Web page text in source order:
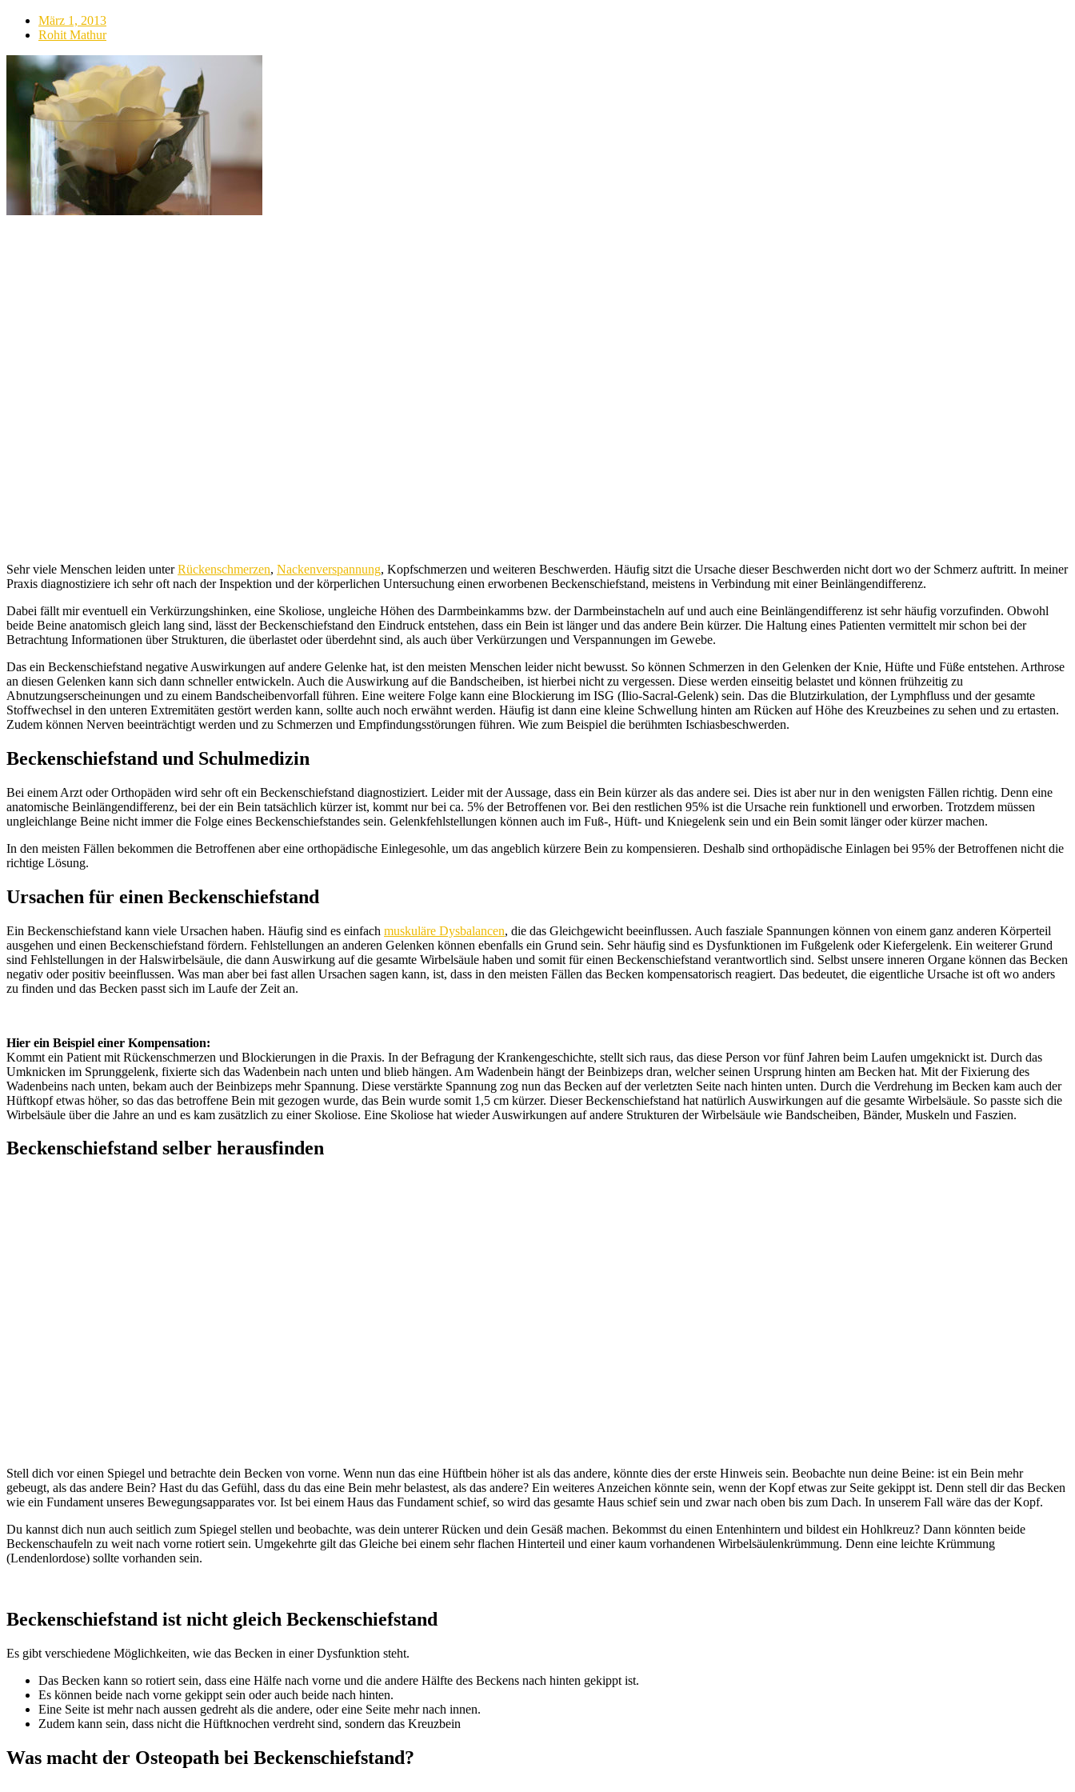
März 1, 2013
Rohit Mathur
Sehr viele Menschen leiden unterRückenschmerzen, Nackenverspannung, Kopfschmerzen und weiteren Beschwerden. Häufig sitzt die Ursache dieser Beschwerden nicht dort wo der Schmerz auftritt. In meiner
Praxis diagnostiziere ich sehr oft nach der Inspektion und der körperlichen Untersuchung einen erworbenen Beckenschiefstand, meistens in Verbindung mit einer Beinlängendifferenz.
Dabei fällt mir eventuell ein Verkürzungshinken, eine Skoliose, ungleiche Höhen des Darmbeinkamms bzw. der Darmbeinstacheln auf und auch eine Beinlängendifferenz ist sehr häufig vorzufinden. Obwohl
beide Beine anatomisch gleich lang sind, lässt der Beckenschiefstand den Eindruck entstehen, dass ein Bein ist länger und das andere Bein kürzer. Die Haltung eines Patienten vermittelt mir schon bei der
Betrachtung Informationen über Strukturen, die überlastet oder überdehnt sind, als auch über Verkürzungen und Verspannungen im Gewebe.
Das ein Beckenschiefstand negative Auswirkungen auf andere Gelenke hat, ist den meisten Menschen leider nicht bewusst. So können Schmerzen in den Gelenken der Knie, Hüfte und Füße entstehen. Arthrose
an diesen Gelenken kann sich dann schneller entwickeln. Auch die Auswirkung auf die Bandscheiben, ist hierbei nicht zu vergessen. Diese werden einseitig belastet und können frühzeitig zu
Abnutzungserscheinungen und zu einem Bandscheibenvorfall führen. Eine weitere Folge kann eine Blockierung im ISG (Ilio-Sacral-Gelenk) sein. Das die Blutzirkulation, der Lymphfluss und der gesamte
Stoffwechsel in den unteren Extremitäten gestört werden kann, sollte auch noch erwähnt werden. Häufig ist dann eine kleine Schwellung hinten am Rücken auf Höhe des Kreuzbeines zu sehen und zu ertasten.
Zudem können Nerven beeinträchtigt werden und zu Schmerzen und Empfindungsstörungen führen. Wie zum Beispiel die berühmten Ischiasbeschwerden.
Beckenschiefstand und Schulmedizin
Bei einem Arzt oder Orthopäden wird sehr oft ein Beckenschiefstand diagnostiziert. Leider mit der Aussage, dass ein Bein kürzer als das andere sei. Dies ist aber nur in den wenigsten Fällen richtig. Denn eine
anatomische Beinlängendifferenz, bei der ein Bein tatsächlich kürzer ist, kommt nur bei ca. 5% der Betroffenen vor. Bei den restlichen 95% ist die Ursache rein funktionell und erworben. Trotzdem müssen
ungleichlange Beine nicht immer die Folge eines Beckenschiefstandes sein. Gelenkfehlstellungen können auch im Fuß-, Hüft- und Kniegelenk sein und ein Bein somit länger oder kürzer machen.
In den meisten Fällen bekommen die Betroffenen aber eine orthopädische Einlegesohle, um das angeblich kürzere Bein zu kompensieren. Deshalb sind orthopädische Einlagen bei 95% der Betroffenen nicht die
richtige Lösung.
Ursachen für einen Beckenschiefstand
Ein Beckenschiefstand kann viele Ursachen haben. Häufig sind es einfach muskuläre Dysbalancen, die das Gleichgewicht beeinflussen. Auch fasziale Spannungen können von einem ganz anderen Körperteil
ausgehen und einen Beckenschiefstand fördern. Fehlstellungen an anderen Gelenken können ebenfalls ein Grund sein. Sehr häufig sind es Dysfunktionen im Fußgelenk oder Kiefergelenk. Ein weiterer Grund
sind Fehlstellungen in der Halswirbelsäule, die dann Auswirkung auf die gesamte Wirbelsäule haben und somit für einen Beckenschiefstand verantwortlich sind. Selbst unsere inneren Organe können das Becken
negativ oder positiv beeinflussen. Was man aber bei fast allen Ursachen sagen kann, ist, dass in den meisten Fällen das Becken kompensatorisch reagiert. Das bedeutet, die eigentliche Ursache ist oft wo anders
zu finden und das Becken passt sich im Laufe der Zeit an.
Hier ein Beispiel einer Kompensation:
Kommt ein Patient mit Rückenschmerzen und Blockierungen in die Praxis. In der Befragung der Krankengeschichte, stellt sich raus, das diese Person vor fünf Jahren beim Laufen umgeknickt ist. Durch das
Umknicken im Sprunggelenk, fixierte sich das Wadenbein nach unten und blieb hängen. Am Wadenbein hängt der Beinbizeps dran, welcher seinen Ursprung hinten am Becken hat. Mit der Fixierung des
Wadenbeins nach unten, bekam auch der Beinbizeps mehr Spannung. Diese verstärkte Spannung zog nun das Becken auf der verletzten Seite nach hinten unten. Durch die Verdrehung im Becken kam auch der
Hüftkopf etwas höher, so das das betroffene Bein mit gezogen wurde, das Bein wurde somit 1,5 cm kürzer. Dieser Beckenschiefstand hat natürlich Auswirkungen auf die gesamte Wirbelsäule. So passte sich die
Wirbelsäule über die Jahre an und es kam zusätzlich zu einer Skoliose. Eine Skoliose hat wieder Auswirkungen auf andere Strukturen der Wirbelsäule wie Bandscheiben, Bänder, Muskeln und Faszien.
Beckenschiefstand selber herausfinden
Stell dich vor einen Spiegel und betrachte dein Becken von vorne. Wenn nun das eine Hüftbein höher ist als das andere, könnte dies der erste Hinweis sein. Beobachte nun deine Beine: ist ein Bein mehr
gebeugt, als das andere Bein? Hast du das Gefühl, dass du das eine Bein mehr belastest, als das andere? Ein weiteres Anzeichen könnte sein, wenn der Kopf etwas zur Seite gekippt ist. Denn stell dir das Becken
wie ein Fundament unseres Bewegungsapparates vor. Ist bei einem Haus das Fundament schief, so wird das gesamte Haus schief sein und zwar nach oben bis zum Dach. In unserem Fall wäre das der Kopf.
Du kannst dich nun auch seitlich zum Spiegel stellen und beobachte, was dein unterer Rücken und dein Gesäß machen. Bekommst du einen Entenhintern und bildest ein Hohlkreuz? Dann könnten beide
Beckenschaufeln zu weit nach vorne rotiert sein. Umgekehrte gilt das Gleiche bei einem sehr flachen Hinterteil und einer kaum vorhandenen Wirbelsäulenkrümmung. Denn eine leichte Krümmung
(Lendenlordose) sollte vorhanden sein.
Beckenschiefstand ist nicht gleich Beckenschiefstand
Es gibt verschiedene Möglichkeiten, wie das Becken in einer Dysfunktion steht.
Das Becken kann so rotiert sein, dass eine Hälfe nach vorne und die andere Hälfte des Beckens nach hinten gekippt ist.
Es können beide nach vorne gekippt sein oder auch beide nach hinten.
Eine Seite ist mehr nach aussen gedreht als die andere, oder eine Seite mehr nach innen.
Zudem kann sein, dass nicht die Hüftknochen verdreht sind, sondern das Kreuzbein
Was macht der Osteopath bei Beckenschiefstand?